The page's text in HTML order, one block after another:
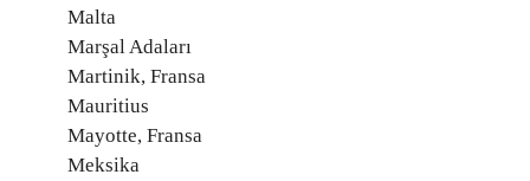
Malta
Marşal Adaları
Martinik, Fransa
Mauritius
Mayotte, Fransa
Meksika